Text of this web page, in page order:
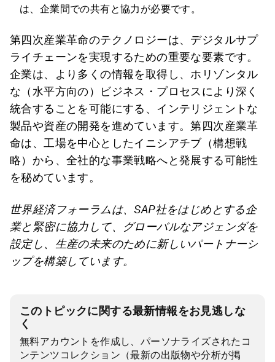
は、企業間での共有と協力が必要です。
第四次産業革命のテクノロジーは、デジタルサプ
ライチェーンを実現するための重要な要素です。
企業は、より多くの情報を取得し、ホリゾンタル
な（水平方向の）ビジネス・プロセスにより深く
統合することを可能にする、インテリジェントな
製品や資産の開発を進めています。第四次産業革
命は、工場を中心としたイニシアチブ（構想戦
略）から、全社的な事業戦略へと発展する可能性
を秘めています。
世界経済フォーラムは、SAP社をはじめとする企
業と緊密に協力して、グローバルなアジェンダを
設定し、生産の未来のために新しいパートナーシ
ップを構築しています。
このトピックに関する最新情報をお見逃しな
く
無料アカウントを作成し、パーソナライズされたコ
ンテンツコレクション（最新の出版物や分析が掲